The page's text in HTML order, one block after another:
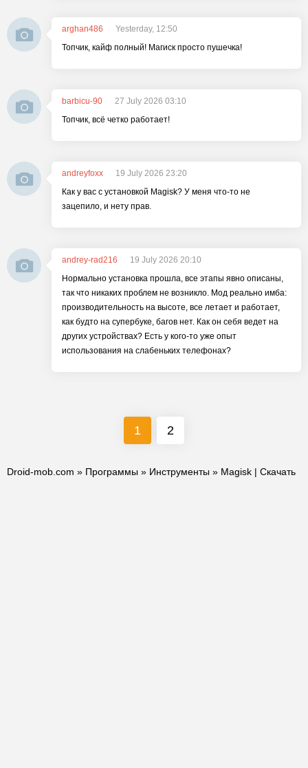
arghan486
Yesterday, 12:50
Топчик, кайф полный! Магиск просто пушечка!
barbicu-90
27 July 2026 03:10
Топчик, всё четко работает!
andreyfoxx
19 July 2026 23:20
Как у вас с установкой Magisk? У меня что-то не
зацепило, и нету прав.
andrey-rad216
19 July 2026 20:10
Нормально установка прошла, все этапы явно описаны,
так что никаких проблем не возникло. Мод реально имба:
производительность на высоте, все летает и работает,
как будто на супербуке, багов нет. Как он себя ведет на
других устройствах? Есть у кого-то уже опыт
использования на слабеньких телефонах?
1 2
Droid-mob.com » Программы » Инструменты » Magisk | Скачать